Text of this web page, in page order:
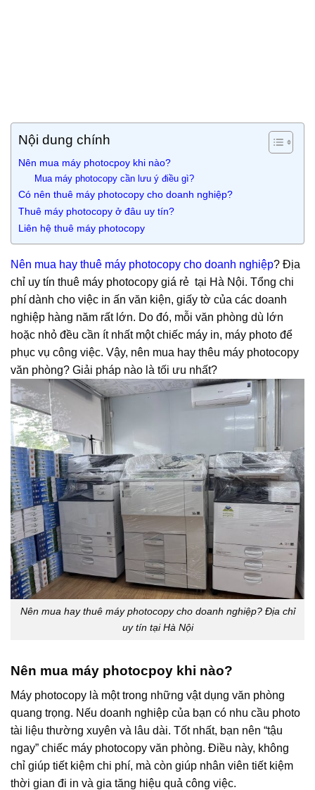
Nội dung chính
Nên mua máy photocpoy khi nào?
Mua máy photocopy cần lưu ý điều gì?
Có nên thuê máy photocopy cho doanh nghiệp?
Thuê máy photocopy ở đâu uy tín?
Liên hệ thuê máy photocopy
Nên mua hay thuê máy photocopy cho doanh nghiệp? Địa
chỉ uy tín thuê máy photocopy giá rẻ tại Hà Nội. Tổng chi
phí dành cho việc in ấn văn kiện, giấy tờ của các doanh
nghiệp hàng năm rất lớn. Do đó, mỗi văn phòng dù lớn
hoặc nhỏ đều cần ít nhất một chiếc máy in, máy photo để
phục vụ công việc. Vậy, nên mua hay thêu máy photocopy
văn phòng? Giải pháp nào là tối ưu nhất?
Nên mua hay thuê máy photocopy cho doanh nghiệp? Địa chỉ
uy tín tại Hà Nội
Nên mua máy photocpoy khi nào?
Máy photocopy là một trong những vật dụng văn phòng
quang trọng. Nếu doanh nghiệp của bạn có nhu cầu photo
tài liệu thường xuyên và lâu dài. Tốt nhất, bạn nên “tậu
ngay” chiếc máy photocopy văn phòng. Điều này, không
chỉ giúp tiết kiệm chi phí, mà còn giúp nhân viên tiết kiệm
thời gian đi in và gia tăng hiệu quả công việc.